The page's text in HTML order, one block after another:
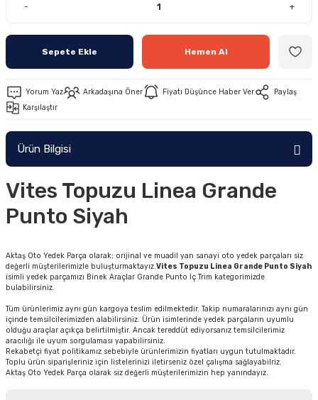
- +
Sepete Ekle Hemen Al
Yorum Yaz Arkadaşına Öner Fiyatı Düşünce Haber Ver
Paylaş
Karşılaştır
Ürün Bilgisi
Vites Topuzu Linea Grande
Punto Siyah
Aktaş Oto Yedek Parça olarak; orijinal ve muadil yan sanayi oto yedek parçaları siz
değerli müşterilerimizle buluşturmaktayız.Vites Topuzu Linea Grande Punto Siyah
isimli yedek parçamızı Binek Araçlar Grande Punto İç Trim kategorimizde
bulabilirsiniz.
Tüm ürünlerimiz aynı gün kargoya teslim edilmektedir. Takip numaralarınızı aynı gün
içinde temsilcilerimizden alabilirsiniz. Ürün isimlerinde yedek parçaların uyumlu
olduğu araçlar açıkça belirtilmiştir. Ancak tereddüt ediyorsanız temsilcilerimiz
aracılığı ile uyum sorgulaması yapabilirsiniz.
Rekabetçi fiyat politikamız sebebiyle ürünlerimizin fiyatları uygun tutulmaktadır.
Toplu ürün siparişleriniz için listelerinizi iletirseniz özel çalışma sağlayabilriz.
Aktaş Oto Yedek Parça olarak siz değerli müşterilerimizin hep yanındayız.